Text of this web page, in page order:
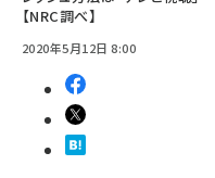
【NRC調べ】
2020年5月12日 8:00